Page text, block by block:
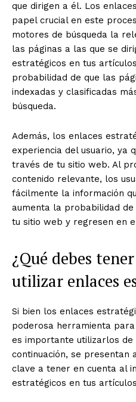
que dirigen a él. Los
papel crucial en este
motores de búsqueda la
las páginas a las que se
estratégicos en tus
probabilidad de que las
indexadas y clasificadas
búsqueda.
Además, los enlaces
experiencia del usuario, ya
través de tu sitio web. Al
contenido relevante, los
fácilmente la información
aumenta la probabilidad
tu sitio web y regresen en
¿Qué debes
utilizar enlaces
Si bien los enlaces
poderosa herramienta
es importante utilizarlos de
continuación, se presentan
clave a tener en cuenta al
estratégicos en tus